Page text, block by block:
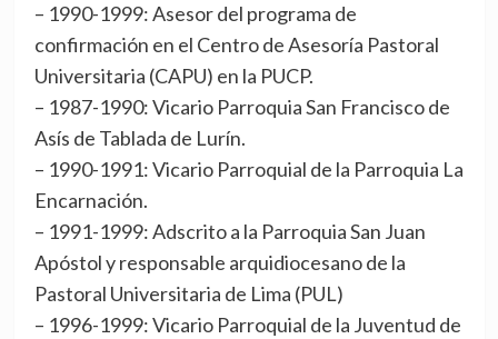
– 1990-1999: Asesor del programa de
confirmación en el Centro de Asesoría Pastoral
Universitaria (CAPU) en la PUCP.
– 1987-1990: Vicario Parroquia San Francisco de
Asís de Tablada de Lurín.
– 1990-1991: Vicario Parroquial de la Parroquia La
Encarnación.
– 1991-1999: Adscrito a la Parroquia San Juan
Apóstol y responsable arquidiocesano de la
Pastoral Universitaria de Lima (PUL)
– 1996-1999: Vicario Parroquial de la Juventud de